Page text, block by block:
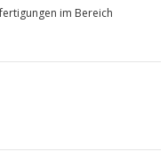
im Bereich